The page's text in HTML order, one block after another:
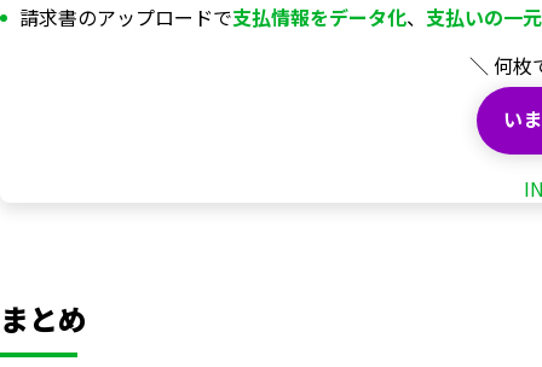
請求書のアップロードで支払情報をデータ化、 支払いの一
＼ 何枚
い
まとめ